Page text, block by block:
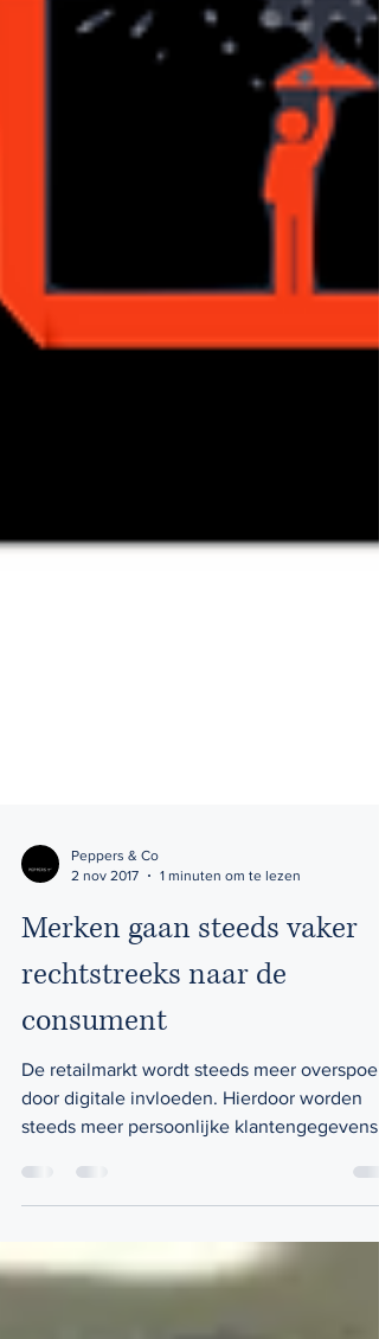
Peppers & Co
2 nov 2017
1 minuten om te lezen
Merken gaan steeds vaker
rechtstreeks naar de
consument
De retailmarkt wordt steeds meer
steeds meer persoonlijke klantengegevens
verzameld. ...